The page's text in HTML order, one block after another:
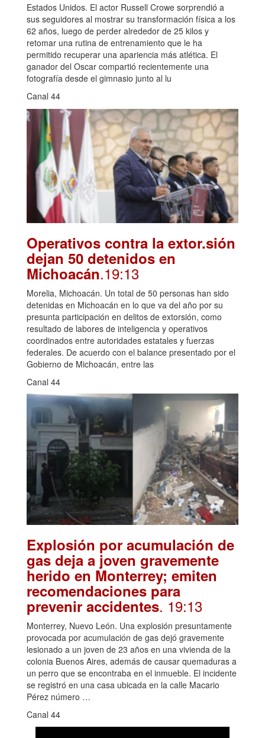
Estados Unidos. El actor Russell Crowe sorprendió a
sus seguidores al mostrar su transformación física a los
62 años, luego de perder alrededor de 25 kilos y
retomar una rutina de entrenamiento que le ha
permitido recuperar una apariencia más atlética. El
ganador del Oscar compartió recientemente una
fotografía desde el gimnasio junto al lu
Canal 44
Operativos contra la extor.sión
dejan 50 detenidos en
Michoacán.19:13
Morelia, Michoacán. Un total de 50 personas han sido
detenidas en Michoacán en lo que va del año por su
presunta participación en delitos de extorsión, como
resultado de labores de inteligencia y operativos
coordinados entre autoridades estatales y fuerzas
federales. De acuerdo con el balance presentado por el
Gobierno de Michoacán, entre las
Canal 44
Explosión por acumulación de
gas deja a joven gravemente
herido en Monterrey; emiten
recomendaciones para
prevenir accidentes. 19:13
Monterrey, Nuevo León. Una explosión presuntamente
provocada por acumulación de gas dejó gravemente
lesionado a un joven de 23 años en una vivienda de la
colonia Buenos Aires, además de causar quemaduras a
un perro que se encontraba en el inmueble. El incidente
se registró en una casa ubicada en la calle Macario
Pérez número …
Canal 44